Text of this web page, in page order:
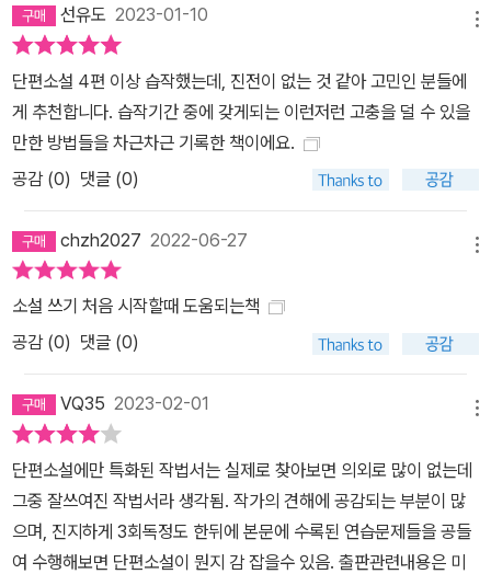
선유도 2023-01-10
단편소설 4편 이상 습작했는데, 진전이 없는 것 같아 고민인 분들에
게 추천합니다. 습작기간 중에 갖게되는 이런저런 고충을 덜 수 있을
만한 방법들을 차근차근 기록한 책이에요.
공감 (0) 댓글 (0)
chzh2027 2022-06-27
소설 쓰기 처음 시작할때 도움되는책
공감 (0) 댓글 (0)
VQ35 2023-02-01
단편소설에만 특화된 작법서는 실제로 찾아보면 의외로 많이 없는데
그중 잘쓰여진 작법서라 생각됨. 작가의 견해에 공감되는 부분이 많
으며, 진지하게 3회독정도 한뒤에 본문에 수록된 연습문제들을 공들
여 수행해보면 단편소설이 뭔지 감 잡을수 있음. 출판관련내용은 미